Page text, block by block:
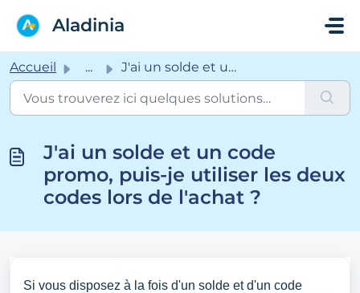
Aladinia
Accueil ... J'ai un solde et un code promo, puis-je utiliser les ...
J'ai un solde et un code
promo, puis-je utiliser les deux
codes lors de l'achat ?
Si vous disposez à la fois d'un solde et d'un code